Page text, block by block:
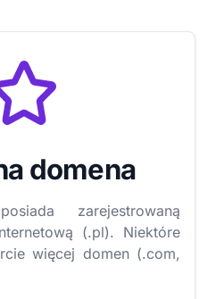
domena
zarejestrowaną
(.pl). Niektóre
więcej domen (.com,